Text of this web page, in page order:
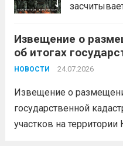
бойцам
3,4 млн
Извещение о
об итогах
оценки земельных
году
НОВОСТИ 24.07.2026
Извещение о
государственной
участков на